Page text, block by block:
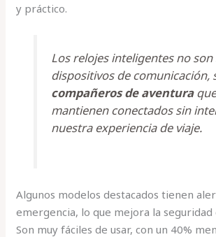
y práctico.
Los relojes inteligentes no son
dispositivos de comunicación,
compañeros de aventura
mantienen conectados sin
nuestra experiencia de viaje.
Algunos modelos destacados tienen
emergencia, lo que mejora la seguridad
Son muy fáciles de usar, con un 40%